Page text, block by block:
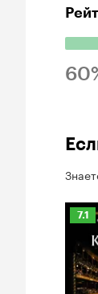
7.1
7.1